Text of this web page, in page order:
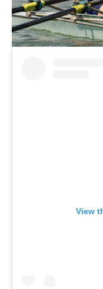
View